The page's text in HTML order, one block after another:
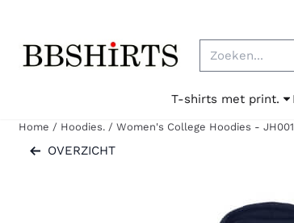
Zoeken
T-shirts met print.
Home / Hoodies. / Women's College Hoodies -
OVERZICHT